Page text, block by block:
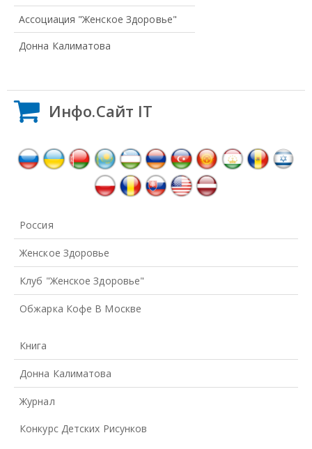
Ассоциация "Женское Здоровье"
Донна Калиматова
Инфо.Сайт IT
Россия
Женское Здоровье
Клуб "Женское Здоровье"
Обжарка Кофе В Москве
Книга
Донна Калиматова
Журнал
Конкурс Детских Рисунков